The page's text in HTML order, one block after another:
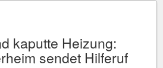
kaputte Heizung:
sendet Hilferuf